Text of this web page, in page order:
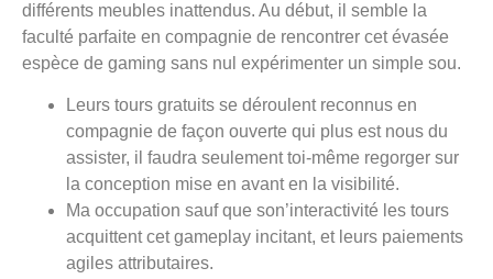
différents meubles inattendus. Au début, il semble la
faculté parfaite en compagnie de rencontrer cet évasée
espèce de gaming sans nul expérimenter un simple sou.
Leurs tours gratuits se déroulent reconnus en
compagnie de façon ouverte qui plus est nous du
assister, il faudra seulement toi-même regorger sur
la conception mise en avant en la visibilité.
Ma occupation sauf que son’interactivité les tours
acquittent cet gameplay incitant, et leurs paiements
agiles attributaires.